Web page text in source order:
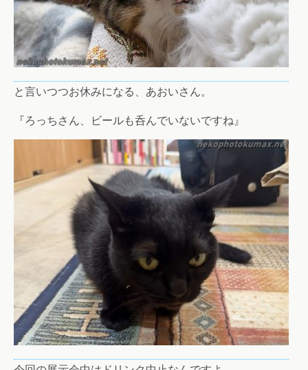
と言いつつお休みになる、あおいさん。
『ろっちさん、ビールも呑んでいないですね』